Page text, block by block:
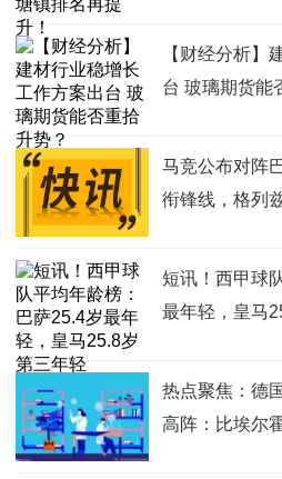
【财经分析】
台 玻璃期货能
马竞公布对阵
衔锋线，格列
短讯！西甲球
最年轻，皇马
热点聚焦：德
高阵：比埃尔